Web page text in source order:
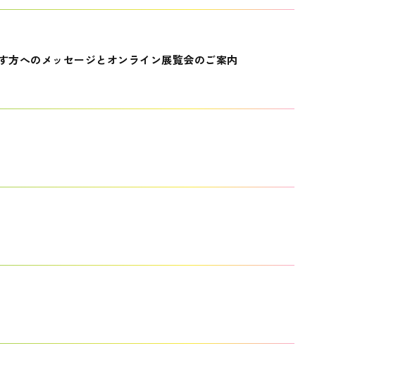
方へのメッセージとオンライン展覧会のご案内